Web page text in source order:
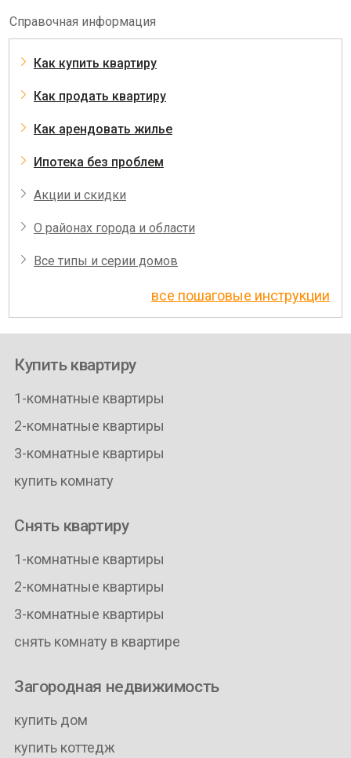
Справочная информация
Как купить квартиру
Как продать квартиру
Как арендовать жилье
Ипотека без проблем
Акции и скидки
О районах города и области
Все типы и серии домов
все пошаговые инструкции
Купить квартиру
1-комнатные квартиры
2-комнатные квартиры
3-комнатные квартиры
купить комнату
Снять квартиру
1-комнатные квартиры
2-комнатные квартиры
3-комнатные квартиры
снять комнату в квартире
Загородная недвижимость
купить дом
купить коттедж